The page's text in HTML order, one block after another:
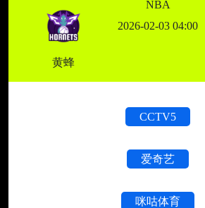
黄蜂
NBA
2026-02-03 04:00
CCTV5
爱奇艺
咪咕体育